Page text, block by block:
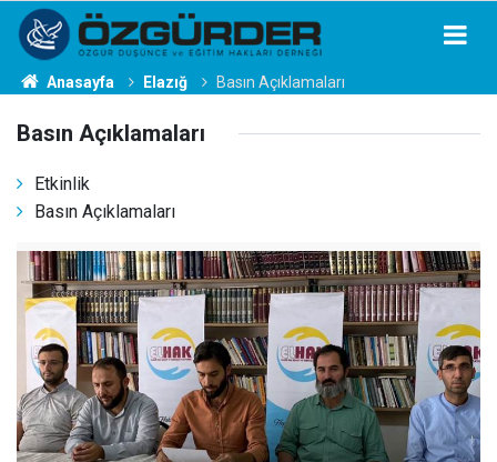
Anasayfa Elazığ Basın Açıklamaları
Basın Açıklamaları
Etkinlik
Basın Açıklamaları